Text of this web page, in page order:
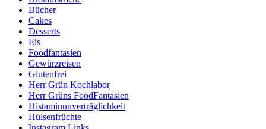
Bücher
Cakes
Desserts
Eis
Foodfantasien
Gewürzreisen
Glutenfrei
Herr Grün Kochlabor
Herr Grüns FoodFantasien
Histaminunverträglichkeit
Hülsenfrüchte